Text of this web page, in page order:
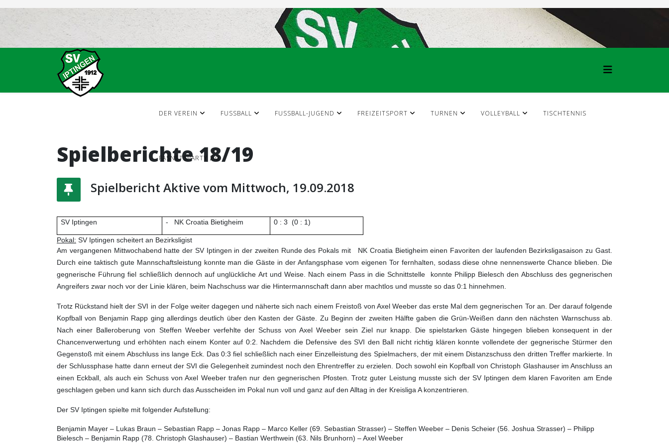
DER VEREIN FUSSBALL FUSSBALL-JUGEND FREIZEITSPORT TURNEN VOLLEYBALL TISCHTENNIS
FASNETSPARTY 2.0
Spielberichte 18/19
Spielbericht Aktive vom Mittwoch, 19.09.2018
SV Iptingen - NK Croatia Bietigheim 0 : 3 (0 : 1)
Pokal: SV Iptingen scheitert an Bezirksligist
Am vergangenen Mittwochabend hatte der SV Iptingen in der zweiten Runde des Pokals mit
NK Croatia Bietigheim einen Favoriten der laufenden Bezirksligasaison zu Gast.
Durch eine taktisch gute Mannschaftsleistung konnte man die Gäste in der Anfangsphase vom eigenen Tor fernhalten, sodass diese ohne nennenswerte Chance blieben. Die
gegnerische Führung fiel schließlich dennoch auf unglückliche Art und Weise. Nach einem Pass in die Schnittstelle
konnte Philipp Bielesch den Abschluss des gegnerischen
Angreifers zwar noch vor der Linie klären, beim Nachschuss war die Hintermannschaft dann aber machtlos und musste so das 0:1 hinnehmen.
Trotz Rückstand hielt der SVI in der Folge weiter dagegen und näherte sich nach einem Freistoß von Axel Weeber das erste Mal dem gegnerischen Tor an. Der darauf folgende
Kopfball von Benjamin Rapp ging allerdings deutlich über den Kasten der Gäste. Zu Beginn der zweiten Hälfte gaben die Grün-Weißen dann den nächsten Warnschuss ab.
Nach einer Balleroberung von Steffen Weeber verfehlte der Schuss von Axel Weeber sein Ziel nur knapp. Die spielstarken Gäste hingegen blieben konsequent in der
Chancenverwertung und erhöhten nach einem Konter auf 0:2. Nachdem die Defensive des SVI den Ball nicht richtig klären konnte vollendete der gegnerische Stürmer den
Gegenstoß mit einem Abschluss ins lange Eck. Das 0:3 fiel schließlich nach einer Einzelleistung des Spielmachers, der mit einem Distanzschuss den dritten Treffer markierte. In
der Schlussphase hatte dann erneut der SVI die Gelegenheit zumindest noch den Ehrentreffer zu erzielen. Doch sowohl ein Kopfball von Christoph Glashauser im Anschluss an
einen Eckball, als auch ein Schuss von Axel Weeber trafen nur den gegnerischen Pfosten. Trotz guter Leistung musste sich der SV Iptingen dem klaren Favoriten am Ende
geschlagen geben und kann sich durch das Ausscheiden im Pokal nun voll und ganz auf den Alltag in der Kreisliga A konzentrieren.
Der SV Iptingen spielte mit folgender Aufstellung:
Benjamin Mayer – Lukas Braun – Sebastian Rapp – Jonas Rapp – Marco Keller (69. Sebastian Strasser) – Steffen Weeber – Denis Scheier (56. Joshua Strasser) – Philipp
Bielesch – Benjamin Rapp (78. Christoph Glashauser) – Bastian Werthwein (63. Nils Brunhorn) – Axel Weeber